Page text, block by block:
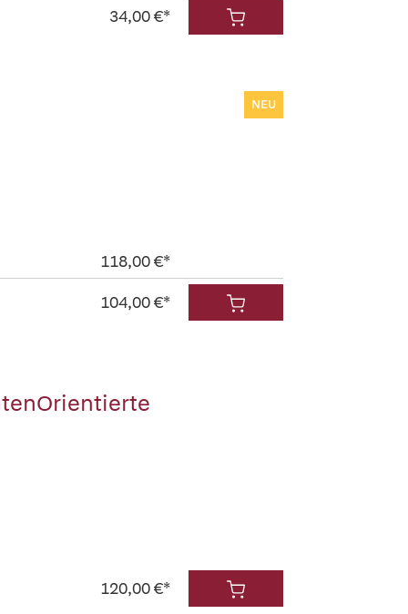
34,00 €*
NEU
118,00 €*
104,00 €*
120,00 €*